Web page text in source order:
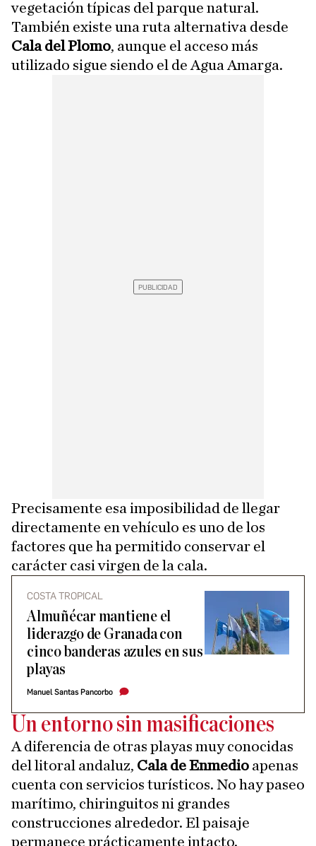
vegetación típicas del parque natural.
También existe una ruta alternativa desde
Cala del Plomo, aunque el acceso más
utilizado sigue siendo el de Agua Amarga.
Precisamente esa imposibilidad de llegar
directamente en vehículo es uno de los
factores que ha permitido conservar el
carácter casi virgen de la cala.
COSTA TROPICAL
Almuñécar mantiene el
liderazgo de Granada con
cinco banderas azules en sus
playas
Manuel Santas Pancorbo
Un entorno sin masificaciones
A diferencia de otras playas muy conocidas
del litoral andaluz, Cala de Enmedio apenas
cuenta con servicios turísticos. No hay paseo
marítimo, chiringuitos ni grandes
construcciones alrededor. El paisaje
permanece prácticamente intacto.